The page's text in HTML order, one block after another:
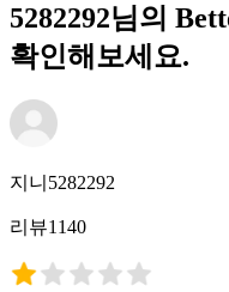
5282292님의
확인해보세요.
지니5282292
리뷰1140